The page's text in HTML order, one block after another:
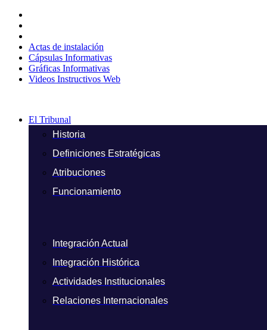
contenido
Actas de instalación
Cápsulas Informativas
Gráficas Informativas
Videos Instructivos Web
El Tribunal
Historia
Definiciones Estratégicas
Atribuciones
Funcionamiento
Integración Actual
Integración Histórica
Actividades Institucionales
Relaciones Internacionales